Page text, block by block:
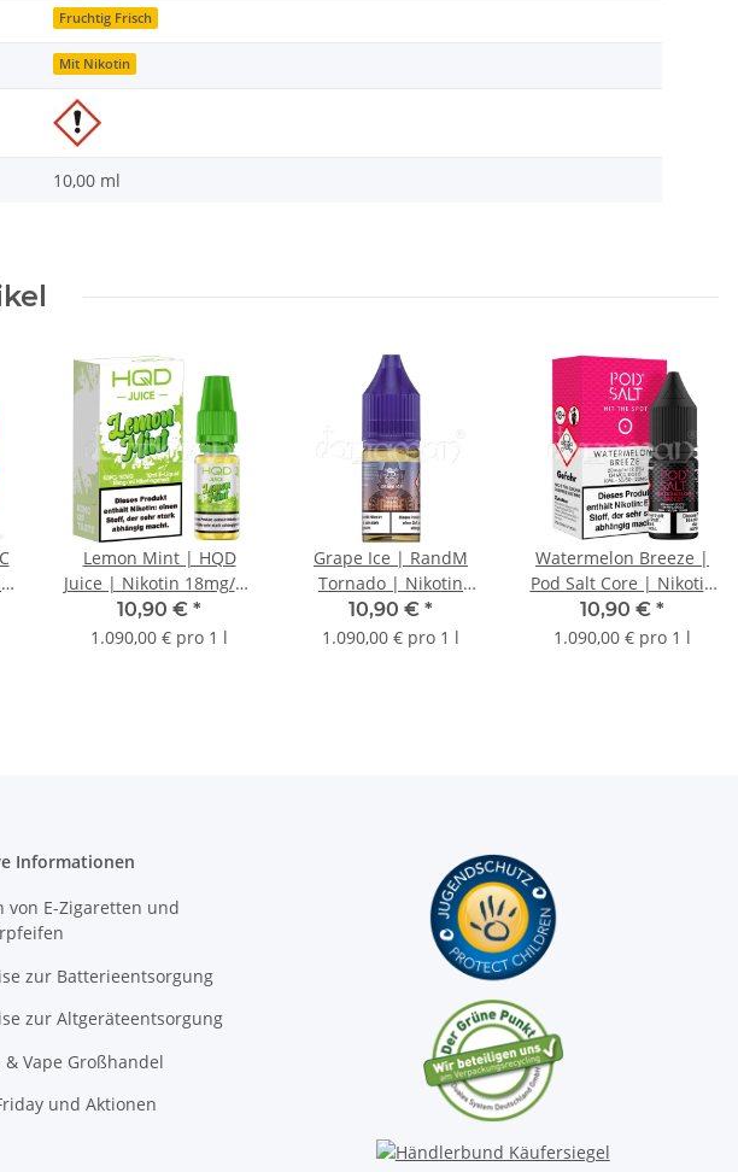
Fruchtig Frisch
Mit Nikotin
10,00 ml
Lemon Mint | HQD
Juice | Nikotin 18mg/ml
| Liquid | 10ml
10,90 € *
1.090,00 € pro 1 l
Grape Ice | RandM
Tornado | Nikotin
20mg/ml | Liquid |
10ml
10,90 € *
1.090,00 € pro 1 l
Watermelon Breeze |
Pod Salt Core | Nikotin
20mg/ml | Liquid |
10ml
10,90 € *
1.090,00 € pro 1 l
Informationen
von E-Zigaretten und
zur Batterieentsorgung
zur Altgeräteentsorgung
& Vape Großhandel
und Aktionen